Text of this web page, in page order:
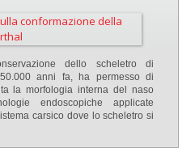
dello scheletro di
anni fa, ha permesso di
la morfologia interna del naso
endoscopiche applicate
carsico dove lo scheletro si